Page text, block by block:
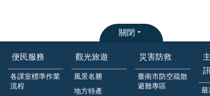
關閉
便民服務
各課室標準作業
流程
觀光旅遊
風景名勝
地方特產
災害防救
臺南市防空疏散
避難專區
最